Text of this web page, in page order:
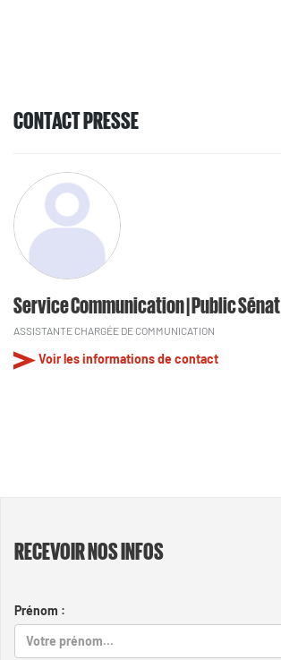
CONTACT PRESSE
Service Communication | Public Sénat
ASSISTANTE CHARGÉE DE COMMUNICATION
Voir les informations de contact
RECEVOIR NOS INFOS
Prénom :